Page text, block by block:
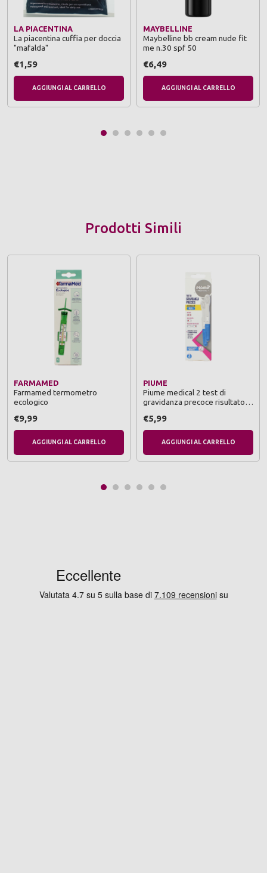
LA PIACENTINA
La piacentina cuffia per doccia
"mafalda"
€1,59
AGGIUNGI AL CARRELLO
MAYBELLINE
Maybelline bb cream nude fit
me n.30 spf 50
€6,49
AGGIUNGI AL CARRELLO
Prodotti Simili
FARMAMED
Farmamed termometro
ecologico
€9,99
AGGIUNGI AL CARRELLO
PIUME
Piume medical 2 test di
gravidanza precoce risultato
€5,99
AGGIUNGI AL CARRELLO